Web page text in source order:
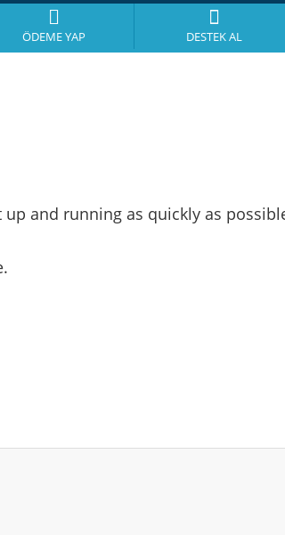
ÖDEME YAP DESTEK AL
up and running as quickly as